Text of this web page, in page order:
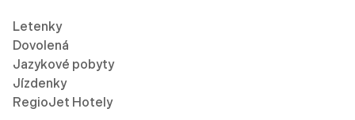
Letenky
Dovolená
Jazykové pobyty
Jízdenky
RegioJet Hotely